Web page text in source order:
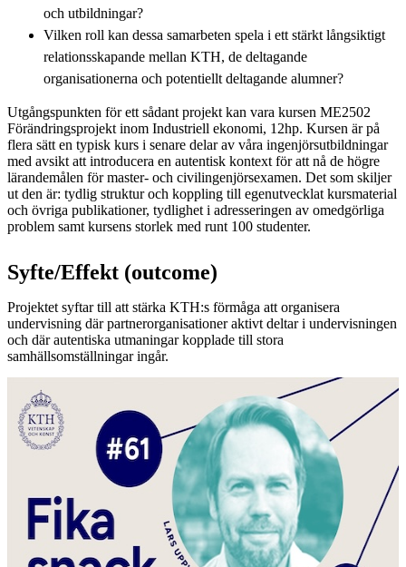
och utbildningar?
Vilken roll kan dessa samarbeten spela i ett stärkt långsiktigt
relationsskapande mellan KTH, de deltagande
organisationerna och potentiellt deltagande alumner?
Utgångspunkten för ett sådant projekt kan vara kursen ME2502
Förändringsprojekt inom Industriell ekonomi, 12hp. Kursen är på
flera sätt en typisk kurs i senare delar av våra ingenjörsutbildningar
med avsikt att introducera en autentisk kontext för att nå de högre
lärandemålen för master- och civilingenjörsexamen. Det som skiljer
ut den är: tydlig struktur och koppling till egenutvecklat kursmaterial
och övriga publikationer, tydlighet i adresseringen av omedgörliga
problem samt kursens storlek med runt 100 studenter.
Syfte/Effekt (outcome)
Projektet syftar till att stärka KTH:s förmåga att organisera
undervisning där partnerorganisationer aktivt deltar i undervisningen
och där autentiska utmaningar kopplade till stora
samhällsomställningar ingår.